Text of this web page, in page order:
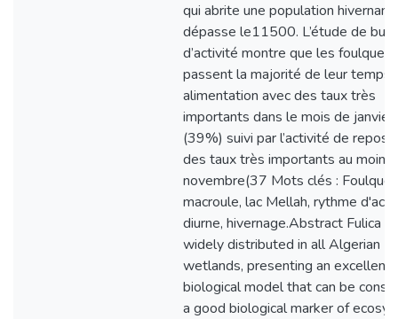
qui abrite une population
dépasse le11500. L’étude de
d’activité montre que les foulques
passent la majorité de leur temps
alimentation avec des taux très
importants dans le mois de janvier
(39%) suivi par l’activité de repos
des taux très importants au moins
novembre(37 Mots clés : Foulque
macroule, lac Mellah, rythme
diurne, hivernage.Abstract Fulica
widely distributed in all Algerian
wetlands, presenting an excellent
biological model that can be
a good biological marker of